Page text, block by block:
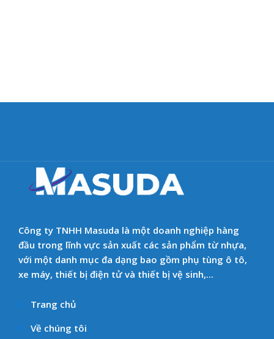
Công ty TNHH Masuda là một doanh nghiệp hàng
đầu trong lĩnh vực sản xuất các sản phẩm từ nhựa,
với một danh mục đa dạng bao gồm phụ tùng ô tô,
xe máy, thiết bị điện tử và thiết bị vệ sinh,...
Trang chủ
Về chúng tôi